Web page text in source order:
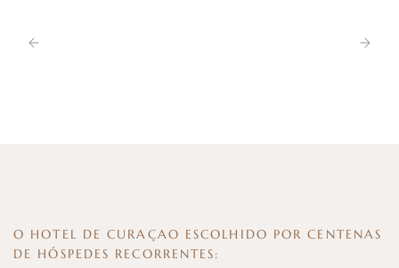
O HOTEL DE CURAÇAO ESCOLHIDO POR CENTENAS
DE HÓSPEDES RECORRENTES: